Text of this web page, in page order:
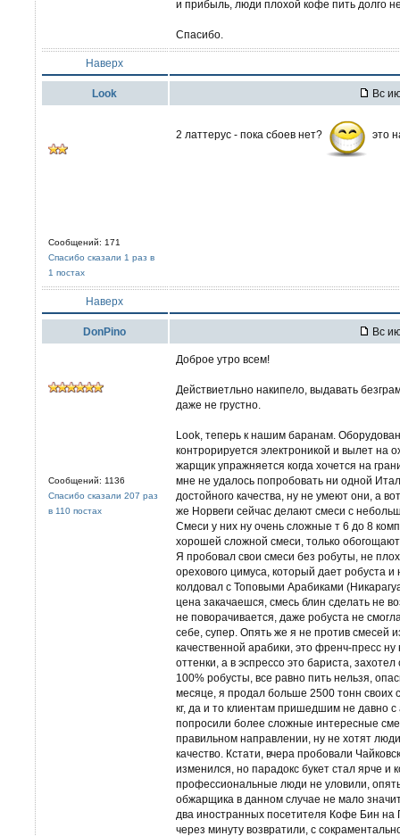
и прибыль, люди плохой кофе пить долго
Спасибо.
Наверх
Look Вс
Сообщений: 171
Спасибо сказали 1 раз в
1 постах
2 латтерус - пока сбоев нет? это
Наверх
DonPino Вс
Сообщений: 1136
Спасибо сказали 207 раз
в 110 постах
Доброе утро всем!
Действиетльно накипело, выдавать
даже не грустно.
Look, теперь к нашим баранам.
контрорируется электроникой и вылет на
жарщик упражняется когда хочется на
мне не удалось попробовать ни одной
достойного качества, ну не умеют они, а
же Норвеги сейчас делают смеси с
Смеси у них ну очень сложные т 6 до 8
хорошей сложной смеси, только
Я пробовал свои смеси без робуты, не
орехового цимуса, который дает робуста
колдовал с Топовыми Арабиками
цена закачаешся, смесь блин сделать не
не поворачивается, даже робуста не
себе, супер. Опять же я не против смесей
качественной арабики, это френч-пресс
оттенки, а в эспрессо это бариста,
100% робусты, все равно пить нельзя,
месяце, я продал больше 2500 тонн своих
кг, да и то клиентам пришедшим не давно
попросили более сложные интересные
правильном направлении, ну не хотят
качество. Кстати, вчера пробовали
изменился, но парадокс букет стал ярче и
профессиональные люди не уловили,
обжарщика в данном случае не мало
два иностранных посетителя Кофе Бин на
через минуту возвратили, с